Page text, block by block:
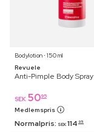
Bodylotion ⋅ 150 ml
Revuele
Anti-Pimple Body Spray
SEK 5095
Medlemspris
Normalpris: SEK 114 95